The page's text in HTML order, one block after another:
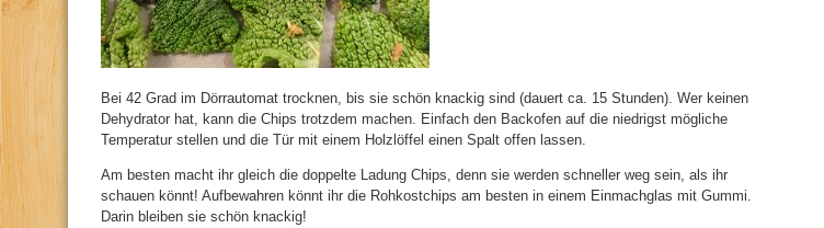
Bei 42 Grad im Dörrautomat trocknen, bis sie schön knackig sind (dauert ca. 15 Stunden). Wer keinen
Dehydrator hat, kann die Chips trotzdem machen. Einfach den Backofen auf die niedrigst mögliche
Temperatur stellen und die Tür mit einem Holzlöffel einen Spalt offen lassen.
Am besten macht ihr gleich die doppelte Ladung Chips, denn sie werden schneller weg sein, als ihr
schauen könnt! Aufbewahren könnt ihr die Rohkostchips am besten in einem Einmachglas mit Gummi.
Darin bleiben sie schön knackig!